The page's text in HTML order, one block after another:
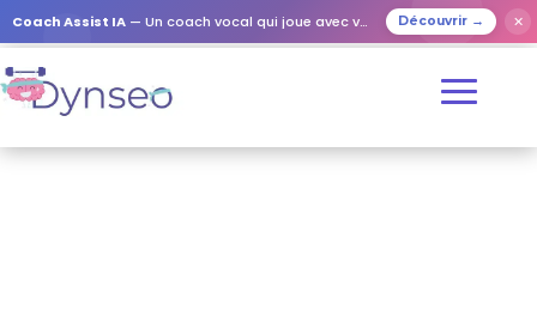
Coach Assist IA — Un coach vocal qui joue avec vos proches Découvrir → ✕